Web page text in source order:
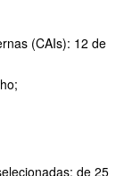
(CAIs): 12 de
de 25